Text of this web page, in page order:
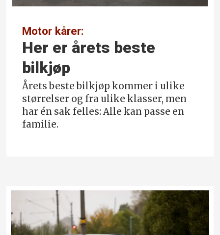
Motor kårer:
Her er årets beste
bilkjøp
Årets beste bilkjøp kommer i ulike
størrelser og fra ulike klasser, men
har én sak felles: Alle kan passe en
familie.